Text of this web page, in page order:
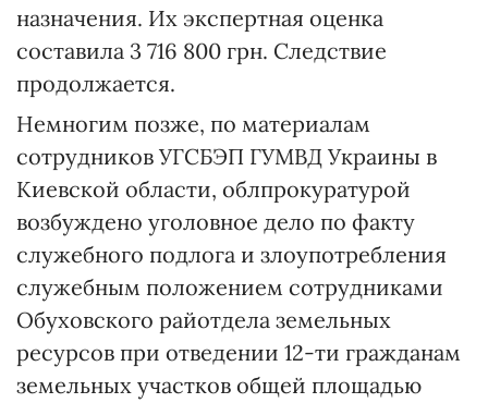
назначения. Их экспертная оценка
составила 3 716 800 грн. Следствие
продолжается.
Немногим позже, по материалам
сотрудников УГСБЭП ГУМВД Украины в
Киевской области, облпрокуратурой
возбуждено уголовное дело по факту
служебного подлога и злоупотребления
служебным положением сотрудниками
Обуховского райотдела земельных
ресурсов при отведении 12-ти гражданам
земельных участков общей площадью